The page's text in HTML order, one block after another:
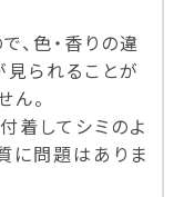
色・香りの違
見られることが
ん。
着してシミのよ
に問題はありま